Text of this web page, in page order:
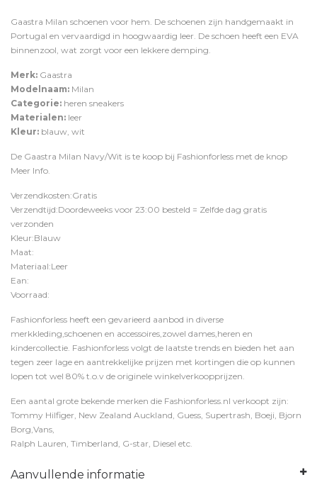
Gaastra Milan schoenen voor hem. De schoenen zijn handgemaakt in
Portugal en vervaardigd in hoogwaardig leer. De schoen heeft een EVA
binnenzool, wat zorgt voor een lekkere demping.
Merk: Gaastra
Modelnaam: Milan
Categorie: heren sneakers
Materialen: leer
Kleur: blauw, wit
De Gaastra Milan Navy/Wit is te koop bij Fashionforless met de knop
Meer Info
Verzendkosten:Gratis
Verzendtijd:Doordeweeks voor 23:00 besteld = Zelfde dag gratis
verzonden
Kleur:Blauw
Maat:
Materiaal:Leer
Ean:
Voorraad:
Fashionforless heeft een gevarieerd aanbod in diverse
merkkleding,schoenen en accessoires,zowel dames,heren en
kindercollectie. Fashionforless volgt de laatste trends en bieden het aan
tegen zeer lage en aantrekkelijke prijzen met kortingen die op kunnen
lopen tot wel 80% t.o.v de originele winkelverkoopprijzen.
Een aantal grote bekende merken die Fashionforless.nl verkoopt zijn:
Tommy Hilfiger, New Zealand Auckland, Guess, Supertrash, Boeji, Bjorn
Borg,Vans,
Ralph Lauren, Timberland, G-star, Diesel etc.
Aanvullende informatie